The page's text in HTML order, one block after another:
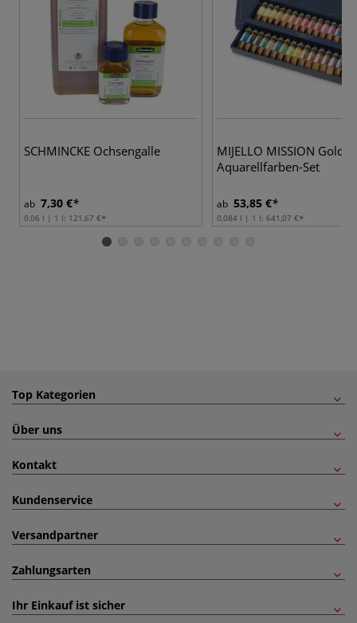
SCHMINCKE Ochsengalle
ab 7,30 €
0,06 l | 1 l: 121,67 €
MIJELLO MISSION Gold
Aquarellfarben-Set
ab 53,85 €
0,084 l | 1 l: 641,07 €
Top Kategorien
Über uns
Kontakt
Kundenservice
Versandpartner
Zahlungsarten
Ihr Einkauf ist sicher